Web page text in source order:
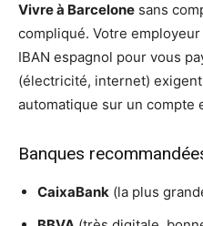
Vivre à Barcelone sans
compliqué. Votre employeur
IBAN espagnol pour vous
(électricité, internet)
automatique sur un compte
Banques
CaixaBank (la plus